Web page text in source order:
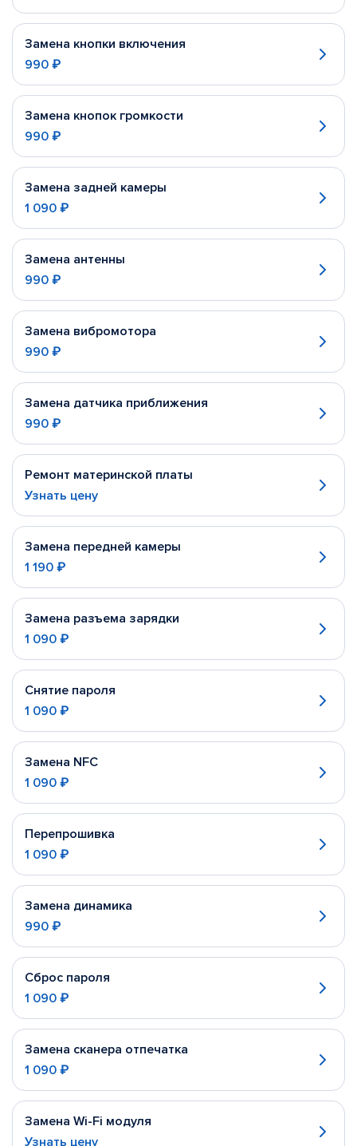
Замена кнопки включения
990 ₽
Замена кнопок громкости
990 ₽
Замена задней камеры
1 090 ₽
Замена антенны
990 ₽
Замена вибромотора
990 ₽
Замена датчика приближения
990 ₽
Ремонт материнской платы
Узнать цену
Замена передней камеры
1 190 ₽
Замена разъема зарядки
1 090 ₽
Снятие пароля
1 090 ₽
Замена NFC
1 090 ₽
Перепрошивка
1 090 ₽
Замена динамика
990 ₽
Сброс пароля
1 090 ₽
Замена сканера отпечатка
1 090 ₽
Замена Wi-Fi модуля
Узнать цену